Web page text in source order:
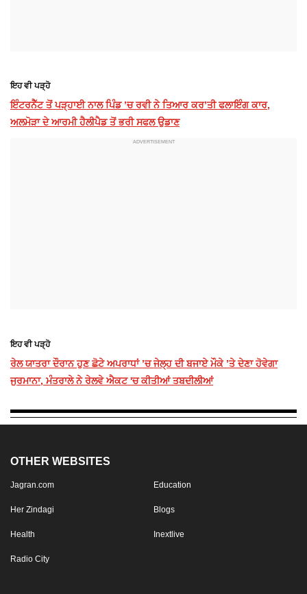
ਇਹ ਵੀ ਪੜ੍ਹੋ
ਇੰਟਰਨੈੱਟ ਤੋਂ ਪੜ੍ਹਾਈ ਨਾਲ ਪਿੰਡ ’ਚ ਰਵੀ ਨੇ ਤਿਆਰ ਕਰ’ਤੀ ਫਲਾਇੰਗ ਕਾਰ,
ਅਲਮੋੜਾ ਦੇ ਆਰਮੀ ਹੈਲੀਪੈਡ ਤੋਂ ਭਰੀ ਸਫਲ ਉਡਾਣ
ਇਹ ਵੀ ਪੜ੍ਹੋ
ਰੇਲ ਯਾਤਰਾ ਦੌਰਾਨ ਹੁਣ ਛੋਟੇ ਅਪਰਾਧਾਂ ’ਚ ਜੇਲ੍ਹ ਦੀ ਬਜਾਏ ਮੌਕੇ ’ਤੇ ਦੇਣਾ ਹੋਵੇਗਾ
ਜੁਰਮਾਨਾ, ਮੰਤਰਾਲੇ ਨੇ ਰੇਲਵੇ ਐਕਟ 'ਚ ਕੀਤੀਆਂ ਤਬਦੀਲੀਆਂ
OTHER WEBSITES
Jagran.com Education
Her Zindagi Blogs
Health Inextlive
Radio City